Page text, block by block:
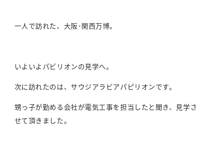
一人で訪れた、大阪･関西万博。
いよいよパビリオンの見学へ。
次に訪れたのは、サウジアラビアパピリオンです。
甥っ子が勤める会社が電気工事を担当したと聞き、見学さ
せて頂きました。